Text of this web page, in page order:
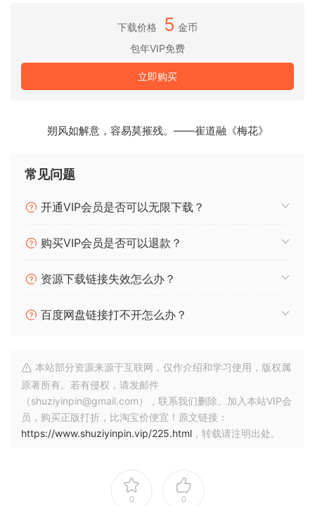
工程师 Shane Grush 的兼职工作变成了全职工作。 它最初是
一家专注于创作和制作音乐的精品工作室，后来扩展到包括为
全国知名乐队、电影、电视、广告以及其他项目配音和录制音
乐。 Grush Audio 可以做大型音乐制作工作室所做的一切——
并增加个人风格。Shane 拥有伯克利音乐学院的学位，自 2001
一名全职混音工程师、制作人和词曲作者，Shane 帮助多位艺
名为 Grush Audio 的音乐公司。 Grush Audio 为电视、电影和
第 1 部分：See Through 中“Undertow”的混音内部（第 1 部
第 2 部分：See Through 中的“Undertow”混音（第 2 部分）
第 3 部分：See Through 中“Undertow”的混音内部（第 3 部
分）
第 3 讲聆听最终混音
下载价格 5 金币
包年VIP免费
立即购买
朔风如解意，容易莫摧残。——崔道融《梅花》
常见问题
开通VIP会员是否可以无限下载？
购买VIP会员是否可以退款？
资源下载链接失效怎么办？
百度网盘链接打不开怎么办？
本站部分资源来源于互联网，仅作介绍和学习使用，版权属
原著所有。若有侵权，请发邮件
（shuziyinpin@gmail.com），联系我们删除。加入本站VIP会
员，购买正版打折，比淘宝价便宜！原文链接：
https://www.shuziyinpin.vip/225.html ，转载请注明出处。
0 0